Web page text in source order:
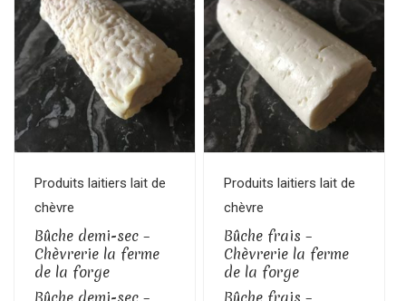
Produits laitiers lait de
chèvre
Bûche demi-sec –
Chèvrerie la ferme
de la forge
Produits laitiers lait de
chèvre
Bûche frais –
Chèvrerie la ferme
de la forge